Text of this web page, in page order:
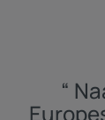
“